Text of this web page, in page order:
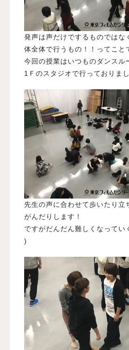
発声は声だけでするものではな
体全体で行うもの！！ってこと
今回の授業はいつものダンスル
1Ｆのスタジオで行っており
先生の声に合わせて歩いたり立
がんだりします！
ですがだんだん難しくなって
)